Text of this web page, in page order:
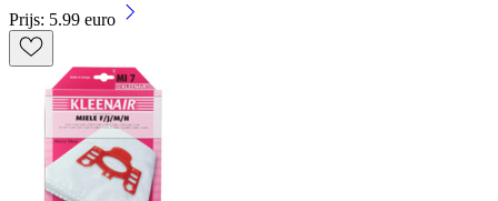
Prijs: 5.99 euro